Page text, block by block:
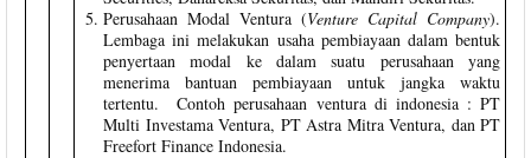
Perusahaan Modal Ventura (Venture Capital Company).
Lembaga ini melakukan usaha pembiayaan dalam bentuk
penyertaan modal ke dalam suatu perusahaan yang
menerima bantuan pembiayaan untuk jangka waktu
tertentu. Contoh perusahaan ventura di indonesia : PT
Multi Investama Ventura, PT Astra Mitra Ventura, dan PT
Freefort Finance Indonesia.